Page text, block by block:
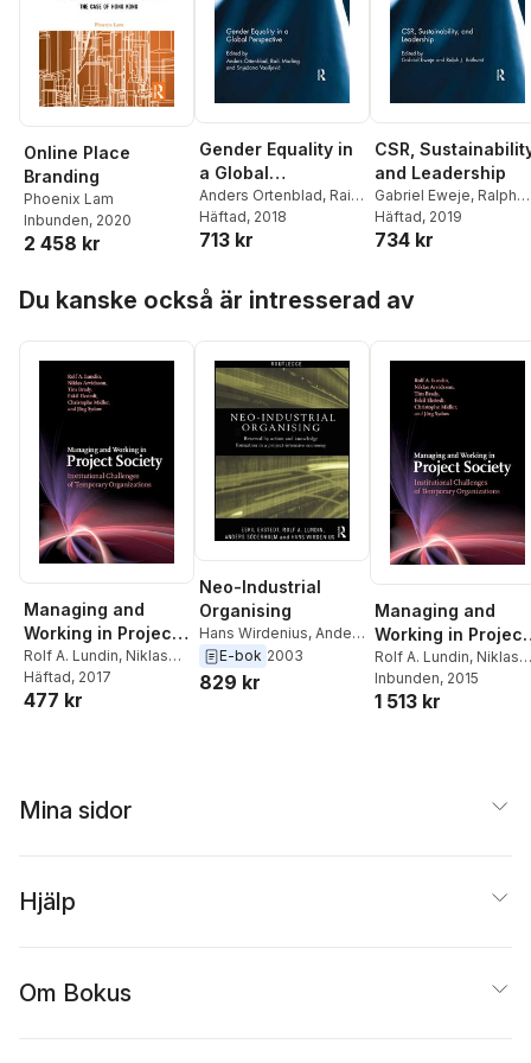
Online Place
Branding
Phoenix Lam
Inbunden, 2020
2 458 kr
Gender Equality in
a Global
Perspective
Anders Ortenblad, Raili
Marling ,Snjezana
Vasiljevic
Häftad, 2018
713 kr
CSR,
and Leadership
Gabriel Eweje, Ralph
Bathurst
Häftad, 2019
734 kr
Du kanske också är intresserad av
Managing and
Working in Project
Society
Rolf A. Lundin, Niklas
Arvidsson,Tim Brady
Eskil Ekstedt
Häftad, 2017
477 kr
Neo-Industrial
Organising
Hans Wirdenius, Anders
Soderholm,Rolf A.
Lundin,Eskil Ekstedt
E-bok 2003
829 kr
Managing and
Working in Project
Society
Rolf A. Lundin, Niklas
Arvidsson ,Tim Brady
Eskil Ekstedt
Inbunden, 2015
1 513 kr
Mina sidor
Hjälp
Om Bokus